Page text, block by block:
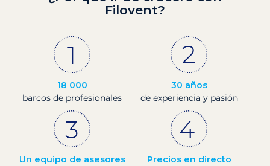
Filovent?
18 000
barcos de profesionales
30 años
de experiencia y pasión
Un equipo de asesores
Precios en directo